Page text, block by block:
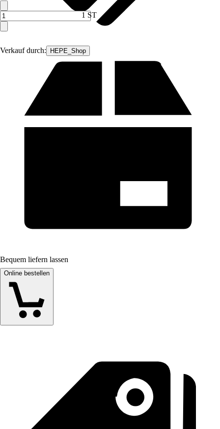
Verkauf durch: HEPE_Shop
1 ST
Bequem liefern lassen
Online bestellen